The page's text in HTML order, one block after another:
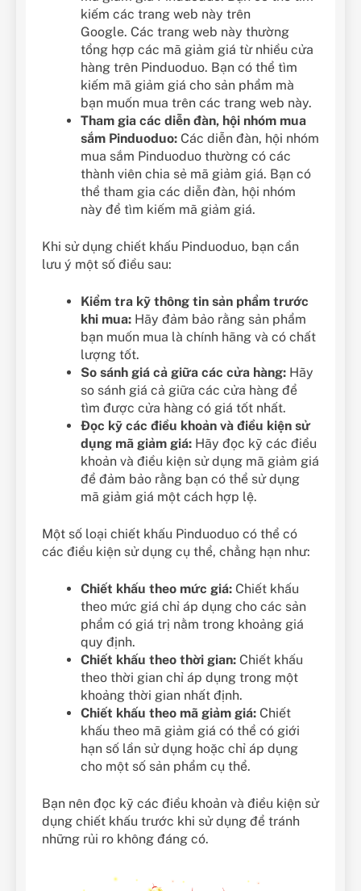
kiếm các trang web này trên
Google. Các trang web này thường
tổng hợp các mã giảm giá từ nhiều cửa
hàng trên Pinduoduo. Bạn có thể tìm
kiếm mã giảm giá cho sản phẩm mà
bạn muốn mua trên các trang web này.
Tham gia các diễn đàn, hội nhóm mua
sắm Pinduoduo: Các diễn đàn, hội nhóm
mua sắm Pinduoduo thường có các
thành viên chia sẻ mã giảm giá. Bạn có
thể tham gia các diễn đàn, hội nhóm
này để tìm kiếm mã giảm giá.
Khi sử dụng chiết khấu Pinduoduo, bạn cần
lưu ý một số điều sau:
Kiểm tra kỹ thông tin sản phẩm trước
khi mua: Hãy đảm bảo rằng sản phẩm
bạn muốn mua là chính hãng và có chất
lượng tốt.
So sánh giá cả giữa các cửa hàng: Hãy
so sánh giá cả giữa các cửa hàng để
tìm được cửa hàng có giá tốt nhất.
Đọc kỹ các điều khoản và điều kiện sử
dụng mã giảm giá: Hãy đọc kỹ các điều
khoản và điều kiện sử dụng mã giảm giá
để đảm bảo rằng bạn có thể sử dụng
mã giảm giá một cách hợp lệ.
Một số loại chiết khấu Pinduoduo có thể có
các điều kiện sử dụng cụ thể, chẳng hạn như:
Chiết khấu theo mức giá: Chiết khấu
theo mức giá chỉ áp dụng cho các sản
phẩm có giá trị nằm trong khoảng giá
quy định.
Chiết khấu theo thời gian: Chiết khấu
theo thời gian chỉ áp dụng trong một
khoảng thời gian nhất định.
Chiết khấu theo mã giảm giá: Chiết
khấu theo mã giảm giá có thể có giới
hạn số lần sử dụng hoặc chỉ áp dụng
cho một số sản phẩm cụ thể.
Bạn nên đọc kỹ các điều khoản và điều kiện sử
dụng chiết khấu trước khi sử dụng để tránh
những rủi ro không đáng có.